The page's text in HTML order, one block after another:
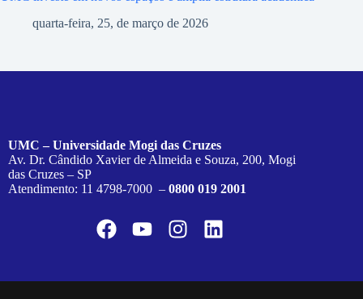
quarta-feira, 25, de março de 2026
UMC – Universidade Mogi das Cruzes
Av. Dr. Cândido Xavier de Almeida e Souza, 200, Mogi
das Cruzes – SP
Atendimento: 11 4798-7000 – 0800 019 2001